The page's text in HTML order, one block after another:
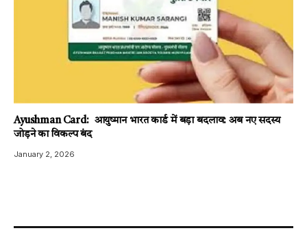
Ayushman Card: आयुष्मान भारत कार्ड में बड़ा बदलाव: अब नए सदस्य
जोड़ने का विकल्प बंद
January 2, 2026